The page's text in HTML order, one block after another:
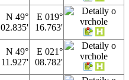
N 49°
02.835'
E 019°
16.763'
N 49°
11.927'
E 021°
08.782'